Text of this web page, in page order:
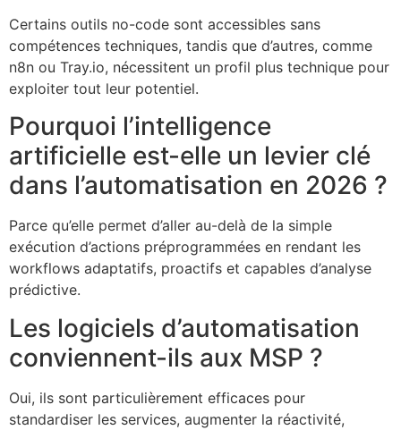
Certains outils no-code sont accessibles sans
compétences techniques, tandis que d’autres, comme
n8n ou Tray.io, nécessitent un profil plus technique pour
exploiter tout leur potentiel.
Pourquoi l’intelligence
artificielle est-elle un levier clé
dans l’automatisation en 2026 ?
Parce qu’elle permet d’aller au-delà de la simple
exécution d’actions préprogrammées en rendant les
workflows adaptatifs, proactifs et capables d’analyse
prédictive.
Les logiciels d’automatisation
conviennent-ils aux MSP ?
Oui, ils sont particulièrement efficaces pour
standardiser les services, augmenter la réactivité,